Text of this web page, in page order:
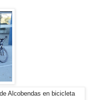
Alcobendas en bicicleta